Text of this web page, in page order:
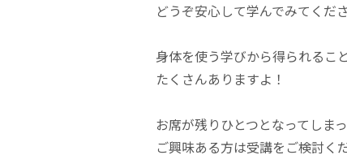
どうぞ安心して学んでみてくださ
身体を使う学びから得られるこ
たくさんありますよ！
お席が残りひとつとなってしま
ご興味ある方は受講をご検討く